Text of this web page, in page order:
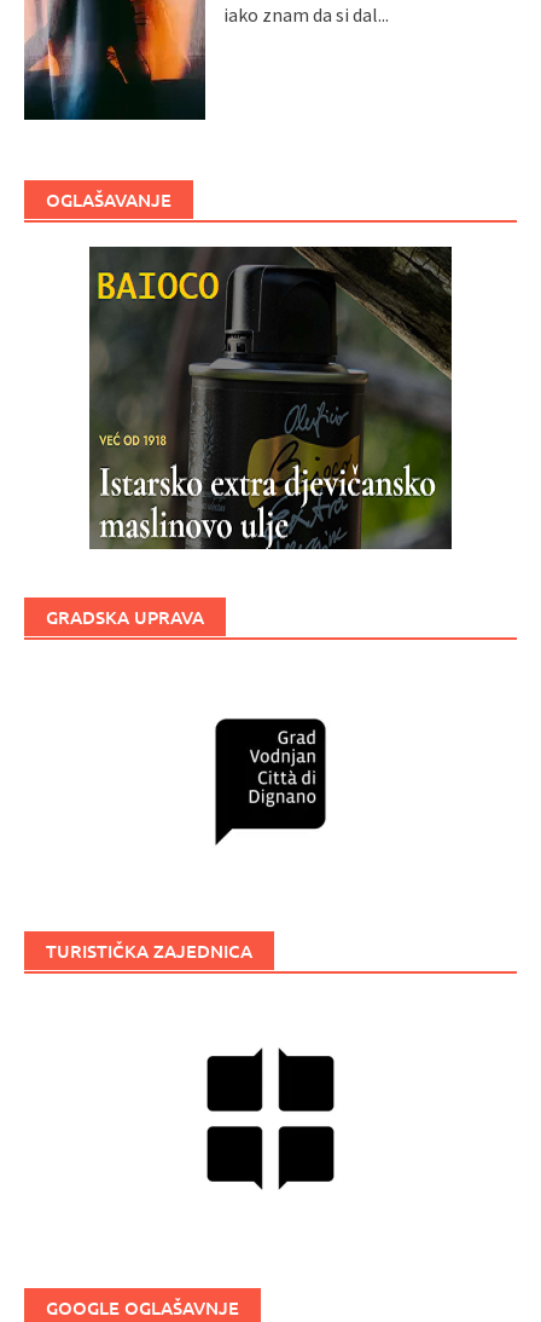
iako znam da si dal...
OGLAŠAVANJE
GRADSKA UPRAVA
TURISTIČKA ZAJEDNICA
GOOGLE OGLAŠAVNJE